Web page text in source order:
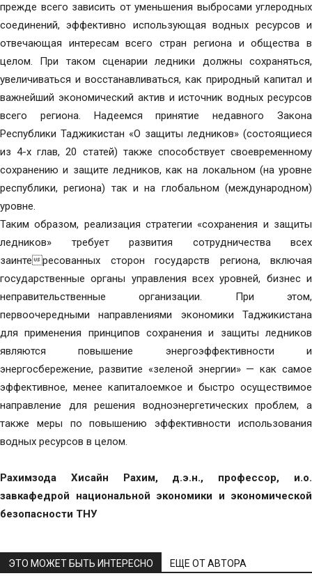
прежде всего зависить от уменьшения выбросами углеродных
соединений, эффективно использующая водных ресурсов и
отвечающая интересам всего стран региона и общества в
целом. При таком сценарии ледники должны сохраняться,
увеличиваться и восстанавливаться, как природный капитал и
важнейший экономический актив и источник водных ресурсов
всего региона. Надеемся принятие недавного Закона
Республики Таджикистан «О защиты ледников» (состоящиеся
из 4-х глав, 20 статей) также способствует своевременному
сохранению и защите ледников, как на локальном (на уровне
республики, региона) так и на глобальном (международном)
уровне.
Таким образом, реализация стратегии «сохранения и защиты
ледников» требует развития сотрудничества всех
заинтересованных сторон государств региона, включая
государственные органы управления всех уровней, бизнес и
неправительственные организации. При этом,
первоочередными направлениями экономики Таджикистана
для применения принципов сохранения и защиты ледников
являются повышение энергоэффективности и
энергосбережение, развитие «зеленой энергии» — как самое
эффективное, менее капиталоемкое и быстро осуществимое
направление для решения водноэнергетических проблем, а
также меры по повышению эффективности использования
водных ресурсов в целом.
Рахимзода Хисайн Рахим, д.э.н., профессор, и.о.
завкафедрой национальной экономики и экономической
безопасности ТНУ
ЭТО МОЖЕТ БЫТЬ ИНТЕРЕСНО ЕЩЕ ОТ АВТОРА